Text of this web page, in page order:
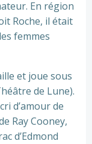
En région
Roche, il était
femmes
et joue sous
de Lune).
d’amour de
Ray Cooney,
d’Edmond